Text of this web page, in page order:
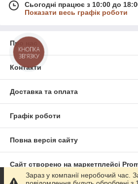
Сьогодні працює з 10:00 до
Показати весь графік роботи
Про нас
Контакти
Доставка та оплата
Графік роботи
Повна версія сайту
Сайт створено на маркетплейсі
Зараз у компанії неробочий час.
КНОПКА
ЗВ'ЯЗКУ